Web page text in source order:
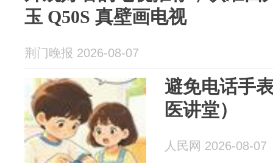
玉 Q50S 真壁画电视
荆门晚报 2026-08-07
避免电话手
医讲堂）
人民网 2026-08-07